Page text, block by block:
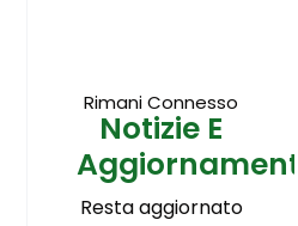
Rimani Connesso
Notizie E
Aggiornamenti
Resta aggiornato